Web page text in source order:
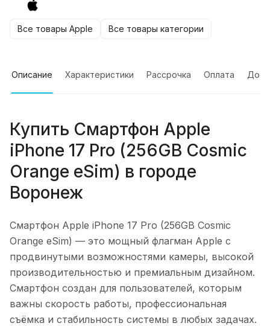
Все товары Apple Все товары категории
Описание Характеристики Рассрочка Оплата
Купить Смартфон Apple
iPhone 17 Pro (256GB Cosmic
Orange eSim) в городе
Воронеж
Смартфон Apple iPhone 17 Pro (256GB Cosmic
Orange eSim) — это мощный флагман Apple с
продвинутыми возможностями камеры, высокой
производительностью и премиальным дизайном.
Смартфон создан для пользователей, которым
важны скорость работы, профессиональная
съёмка и стабильность системы в любых задачах.